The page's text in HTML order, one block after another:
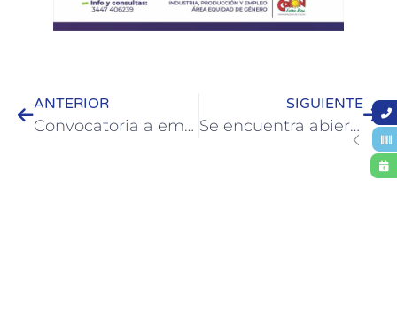
ANTERIOR
Convocatoria a empresas: apoyo técnico y financiero del Fondo Multisectorial
SIGUIENTE
Se encuentra abierta la convocatoria al Programa Juventud Emprende